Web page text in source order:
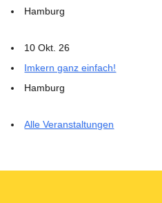
Hamburg
10 Okt. 26
Imkern ganz einfach!
Hamburg
Alle Veranstaltungen